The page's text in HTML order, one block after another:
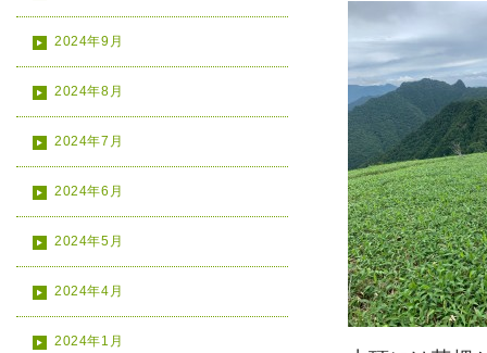
2024年9月
2024年8月
2024年7月
2024年6月
2024年5月
2024年4月
2024年1月